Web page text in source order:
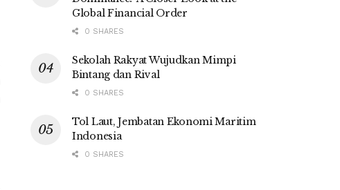
Global Financial Order
0 SHARES
Sekolah Rakyat Wujudkan Mimpi
Bintang dan Rival
0 SHARES
Tol Laut, Jembatan Ekonomi Maritim
Indonesia
0 SHARES